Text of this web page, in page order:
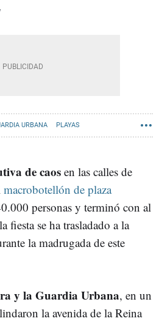
URBANA PLAYAS
de caos en las calles de
macrobotellón de plaza
personas y terminó con al
fiesta se ha trasladado a la
la madrugada de este
y la Guardia Urbana, en un
la avenida de la Reina